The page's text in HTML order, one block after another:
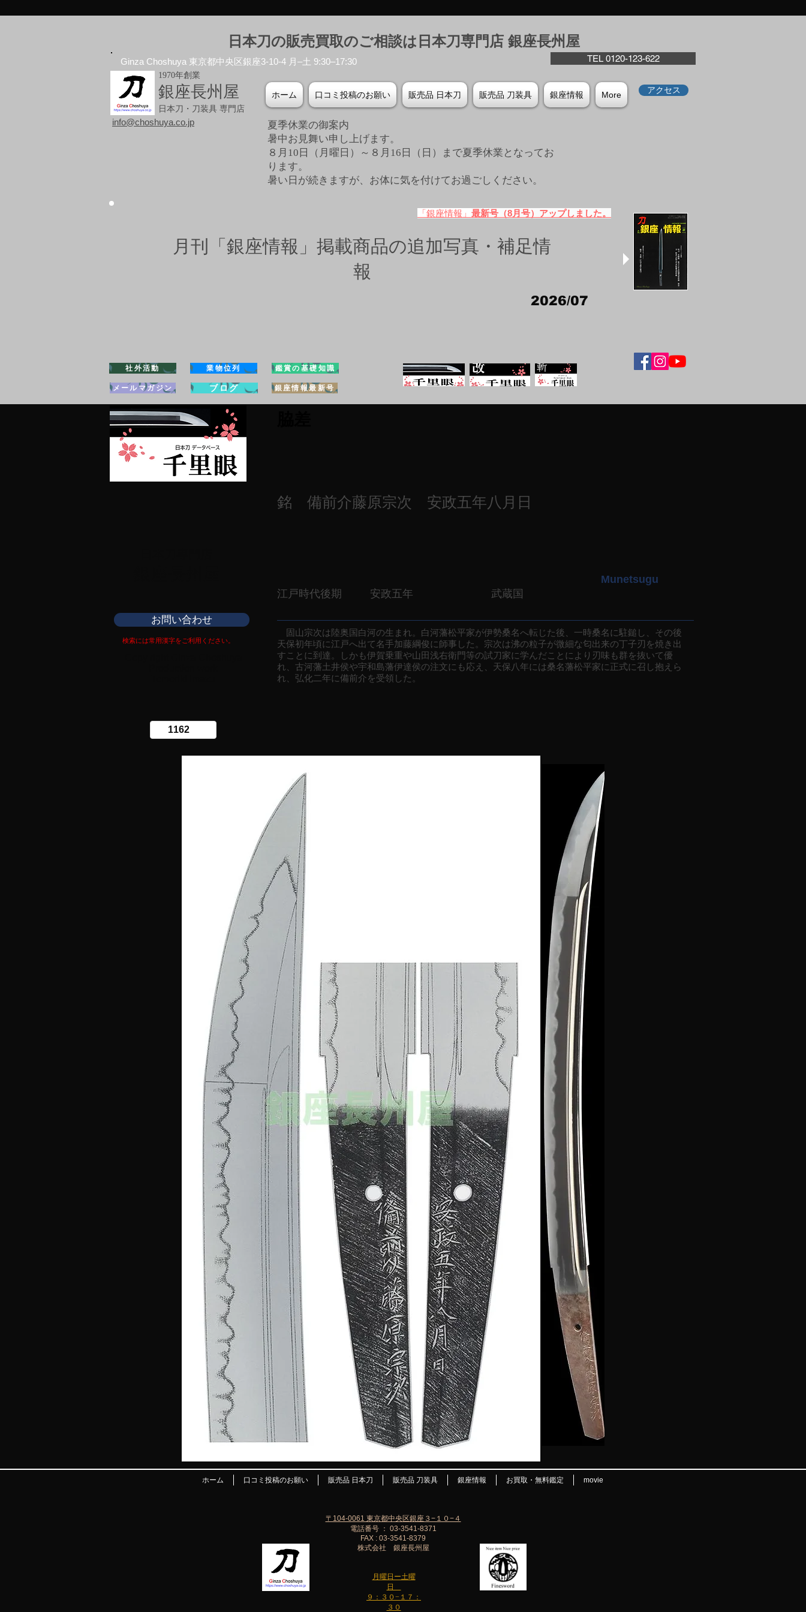
日本刀の販売買取のご相談は日本刀専門店 銀座⻑州屋
TEL 0120-123-622
Ginza Choshuya 東京都中央区銀座3-10-4 月–土 9:30–17:30
1970年創業
銀座長州屋
日本刀・刀装具 専門店
ホーム 口コミ投稿のお願い 販売品 日本刀 販売品 刀装具 銀座情報 More アクセス
info@choshuya.co.jp
夏季休業の御案内
暑中お見舞い申し上げます。
８月10日（月曜日）～８月16日（日）まで夏季休業となってお
ります。
​暑い日が続きますが、お体に気を付けてお過ごしください。
「銀座情報」 最新号（8月号）アップしました。
月刊「銀座情報」掲載商品の追加写真・補足情
報
2026/07
社外活動 業物位列 鑑賞の基礎知識
メールマガジン ブログ 銀座情報最新号
銘 備前介藤原宗次 安政五年八月日
江戸時代後期 安政五年 武蔵国
Munetsugu
お問い合わせ
検索には常用漢字をご利用ください。
固山宗次は陸奥国白河の生まれ。白河藩松平家が伊勢桑名へ転じた後、一時桑名に駐鎚し、その後
天保初年頃に江戸へ出て名手加藤綱俊に師事した。宗次は沸の粒子が微細な匂出来の丁子刃を焼き出
すことに到達。しかも伊賀乗重や山田浅右衛門等の試刀家に学んだことにより刃味も群を抜いて優
れ、古河藩土井侯や宇和島藩伊達侯の注文にも応え、天保八年には桑名藩松平家に正式に召し抱えら
れ、弘化二年に備前介を受領した。
ホーム 口コミ投稿のお願い 販売品 日本刀 販売品 刀装具 銀座情報 お買取・無料鑑定 movie
月曜日ー土曜
日
９：３０−１７：
３０
〒104-0061 東京都中央区銀座３−１０−４
電話番号 ： 03-3541-8371
FAX : 03-3541-8379
株式会社 銀座長州屋